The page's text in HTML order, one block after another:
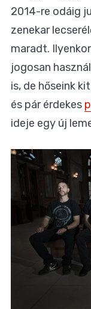
2014-re odáig
zenekar
maradt.
jogosan
is, de hőseink
és pár érdekes
ideje egy új